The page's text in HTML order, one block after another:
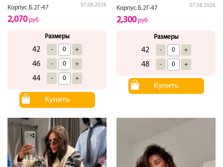
Корпус.Б.2Г-47
07.08.2026
2,070руб
Размеры
42 - +
46 - +
44 - +
Купить
Корпус.Б.2Г-47
07.08.2026
2,300руб
Размеры
42 - +
48 - +
Купить